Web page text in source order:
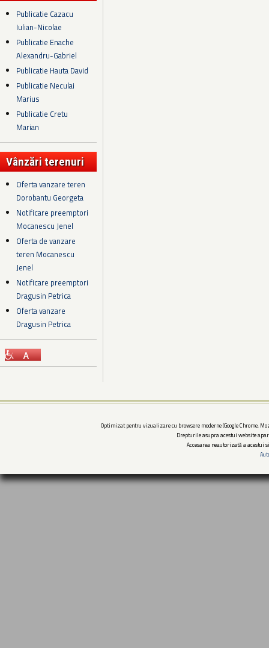
Publicatie Cazacu
Iulian-Nicolae
Publicatie Enache
Alexandru-Gabriel
Publicatie Hauta David
Publicatie Neculai
Marius
Publicatie Cretu
Marian
Vânzări terenuri
Oferta vanzare teren
Dorobantu Georgeta
Notificare preemptori
Mocanescu Jenel
Oferta de vanzare
teren Mocanescu
Jenel
Notificare preemptori
Dragusin Petrica
Oferta vanzare
Dragusin Petrica
Optimizat pentru vizualizare cu browsere moderne (Google Chrome,
Drepturile asupra acestui website
Accesarea neautorizată a acestui